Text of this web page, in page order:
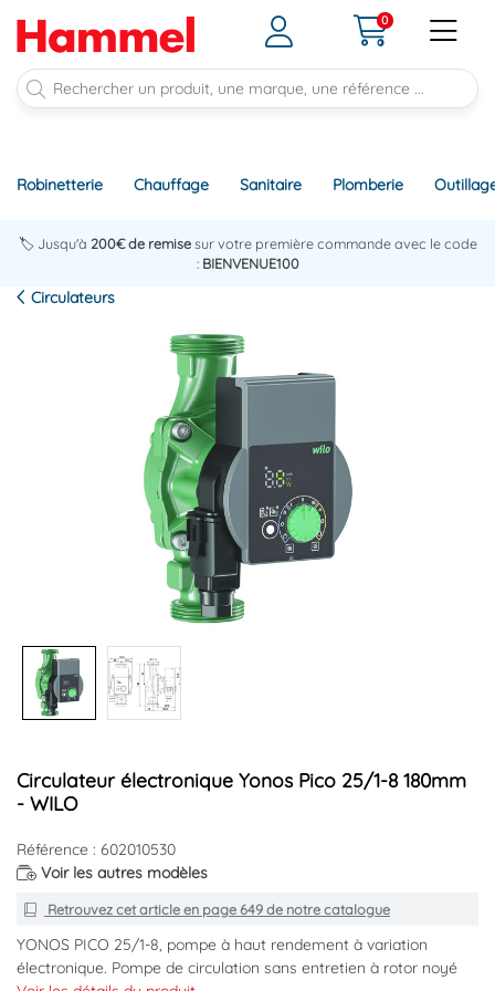
0
Robinetterie Chauffage Sanitaire Plomberie
🏷️ Jusqu'à 200€ de remisesur votre première commande avec le code
: BIENVENUE100
Circulateurs
Circulateur électronique Yonos Pico 25/1-8 180mm
- WILO
Référence : 602010530
Voir les autres modèles
Retrouvez cet article en page 649de notre catalogue
YONOS PICO 25/1-8, pompe à haut rendement à variation
électronique. Pompe de circulation sans entretien à rotor noyé